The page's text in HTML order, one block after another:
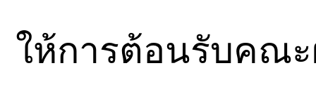
ให้การต้อนรับคณะ